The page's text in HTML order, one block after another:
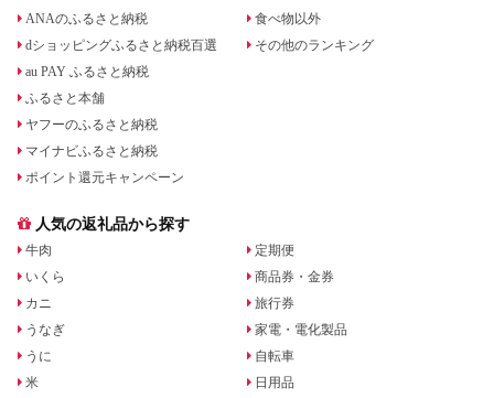
ANAのふるさと納税
dショッピングふるさと納税百選
au PAY ふるさと納税
ふるさと本舗
ヤフーのふるさと納税
マイナビふるさと納税
ポイント還元キャンペーン
食べ物以外
その他のランキング
人気の返礼品から探す
牛肉
いくら
カニ
うなぎ
うに
米
定期便
商品券・金券
旅行券
家電・電化製品
自転車
日用品